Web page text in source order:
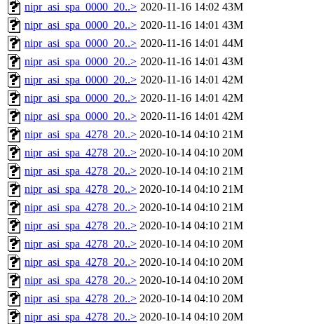
nipr_asi_spa_0000_20..> 2020-11-16 14:02 43M
nipr_asi_spa_0000_20..> 2020-11-16 14:01 43M
nipr_asi_spa_0000_20..> 2020-11-16 14:01 44M
nipr_asi_spa_0000_20..> 2020-11-16 14:01 43M
nipr_asi_spa_0000_20..> 2020-11-16 14:01 42M
nipr_asi_spa_0000_20..> 2020-11-16 14:01 42M
nipr_asi_spa_0000_20..> 2020-11-16 14:01 42M
nipr_asi_spa_4278_20..> 2020-10-14 04:10 21M
nipr_asi_spa_4278_20..> 2020-10-14 04:10 20M
nipr_asi_spa_4278_20..> 2020-10-14 04:10 21M
nipr_asi_spa_4278_20..> 2020-10-14 04:10 21M
nipr_asi_spa_4278_20..> 2020-10-14 04:10 21M
nipr_asi_spa_4278_20..> 2020-10-14 04:10 21M
nipr_asi_spa_4278_20..> 2020-10-14 04:10 20M
nipr_asi_spa_4278_20..> 2020-10-14 04:10 20M
nipr_asi_spa_4278_20..> 2020-10-14 04:10 20M
nipr_asi_spa_4278_20..> 2020-10-14 04:10 20M
nipr_asi_spa_4278_20..> 2020-10-14 04:10 20M